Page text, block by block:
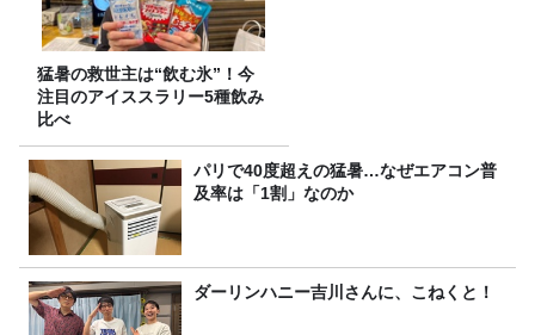
猛暑の救世主は“飲む氷”！今
注目のアイススラリー5種飲み
比べ
パリで40度超えの猛暑…なぜエアコン普
及率は「1割」なのか
ダーリンハニー吉川さんに、こねくと！